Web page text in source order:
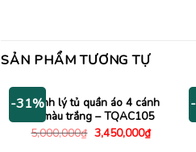
SẢN PHẨM TƯƠNG TỰ
-31%
Thanh lý tủ quần áo 4 cánh
cũ màu trắng – TQAC105
5,000,000₫ Giá
gốc
3,450,000₫Giá
hiện